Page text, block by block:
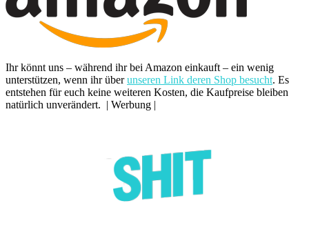
Ihr könnt uns – während ihr bei Amazon einkauft – ein wenig
unterstützen, wenn ihr überunseren Link deren Shop besucht. Es
entstehen für euch keine weiteren Kosten, die Kaufpreise bleiben
natürlich unverändert. | Werbung |